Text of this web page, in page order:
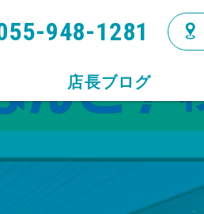
948-1281
店長ブログ